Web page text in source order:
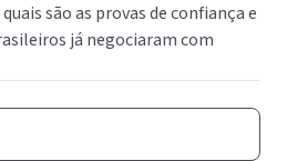
são as provas de confiança e
já negociaram com